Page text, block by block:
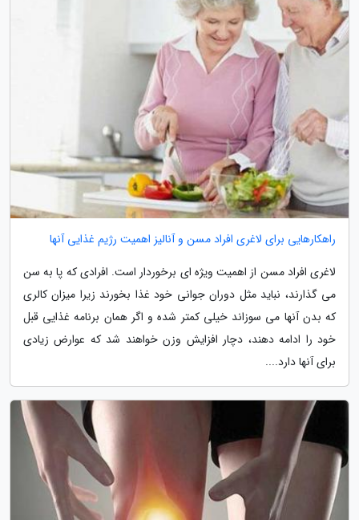
راهکارهایی برای لاغری افراد مسن و آنالیز اهمیت رژیم غذایی آنها
لاغری افراد مسن از اهمیت ویژه ای برخوردار است. افرادی که پا به سن
می گذارند، نباید مثل دوران جوانی خود غذا بخورند زیرا میزان کالری
که بدن آنها می سوزاند خیلی کمتر شده و اگر همان برنامه غذایی قبل
خود را ادامه دهند، دچار افزایش وزن خواهند شد که عوارض زیادی
برای آنها دارد....